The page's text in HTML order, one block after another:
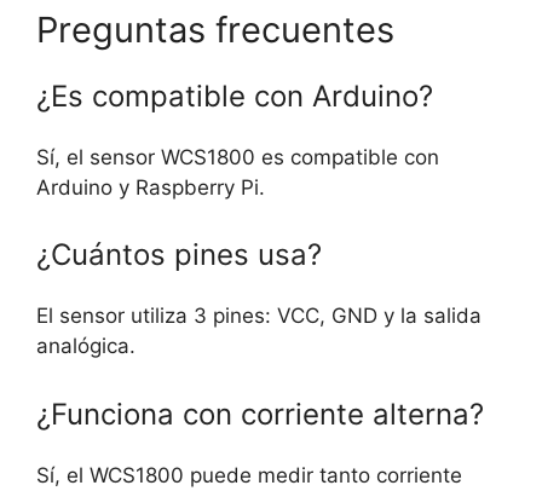
Preguntas frecuentes
¿Es compatible con Arduino?
Sí, el sensor WCS1800 es compatible con
Arduino y Raspberry Pi.
¿Cuántos pines usa?
El sensor utiliza 3 pines: VCC, GND y la salida
analógica.
¿Funciona con corriente alterna?
Sí, el WCS1800 puede medir tanto corriente